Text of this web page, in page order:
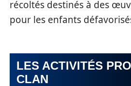
récoltés destinés à des
pour les enfants
LES ACTIVITÉS
CLAN